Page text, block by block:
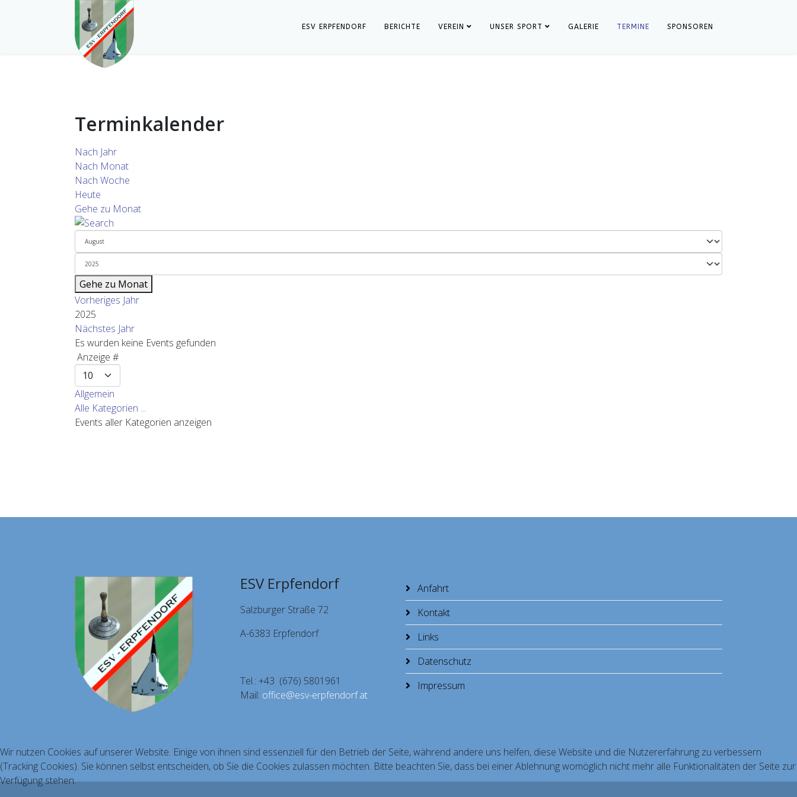
ESV ERPFENDORF BERICHTE VEREIN UNSER SPORT GALERIE TERMINE SPONSOREN
Terminkalender
Nach Jahr
Nach Monat
Nach Woche
Heute
Gehe zu Monat
Gehe zu Monat
Vorheriges Jahr
2025
Nächstes Jahr
Es wurden keine Events gefunden
Limite der Paginierungsliste
Anzeige #
Allgemein
Alle Kategorien ...
Events aller Kategorien anzeigen
ESV Erpfendorf
Salzburger Straße 72
A-6383 Erpfendorf
Tel.: +43 (676) 5801961
Mail: office@esv-erpfendorf.at
Anfahrt
Kontakt
Links
Datenschutz
Impressum
Wir nutzen Cookies auf unserer Website. Einige von ihnen sind essenziell für den Betrieb der Seite, während andere uns helfen, diese Website und die Nutzererfahrung zu verbessern
(Tracking Cookies). Sie können selbst entscheiden, ob Sie die Cookies zulassen möchten. Bitte beachten Sie, dass bei einer Ablehnung womöglich nicht mehr alle Funktionalitäten der Seite zur
Verfügung stehen.